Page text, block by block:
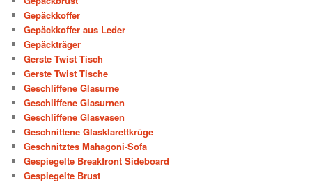
Gepäckkoffer
Gepäckkoffer aus Leder
Gepäckträger
Gerste Twist Tisch
Gerste Twist Tische
Geschliffene Glasurne
Geschliffene Glasurnen
Geschliffene Glasvasen
Geschnittene Glasklarettkrüge
Geschnitztes Mahagoni-Sofa
Gespiegelte Breakfront Sideboard
Gespiegelte Brust